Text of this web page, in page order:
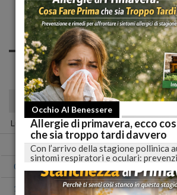
Notizie di
Novembre 2022
Spiacente, non sono presenti news
giorno!
novembre 2022
Lun Mar Mer Gio Ven
01 02 03 04
07
14 15 16 17 18
Occhio Al Benessere
Allergie di primavera, ecco
che sia troppo tardi davvero
Con l’arrivo della stagione pollinica
sintomi respiratori e oculari: